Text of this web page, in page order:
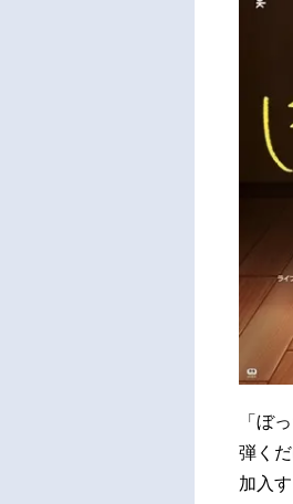
「ぼ
弾く
加入